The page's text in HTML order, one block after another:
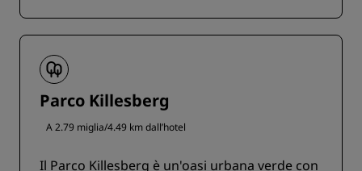
Parco Killesberg
A 2.79 miglia/4.49 km dall’hotel
Il Parco Killesberg è un'oasi urbana verde con